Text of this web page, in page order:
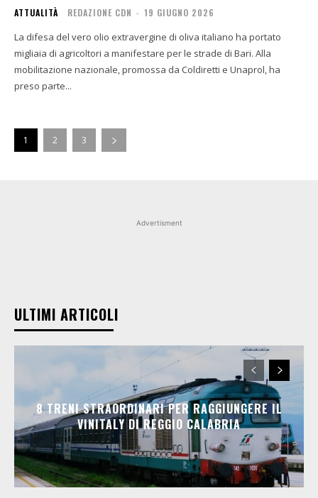
ATTUALITÀ REDAZIONE CDN - 19 GIUGNO 2026
La difesa del vero olio extravergine di oliva italiano ha portato
migliaia di agricoltori a manifestare per le strade di Bari. Alla
mobilitazione nazionale, promossa da Coldiretti e Unaprol, ha
preso parte...
1 2 3
Advertisment
ULTIMI ARTICOLI
8 TRENI STRAORDINARI PER RAGGIUNGERE IL
VINITALY DI REGGIO CALABRIA